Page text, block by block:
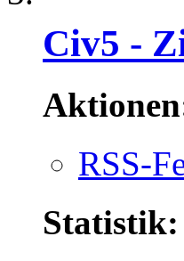
Civ5 -
RSS-
Statistik: